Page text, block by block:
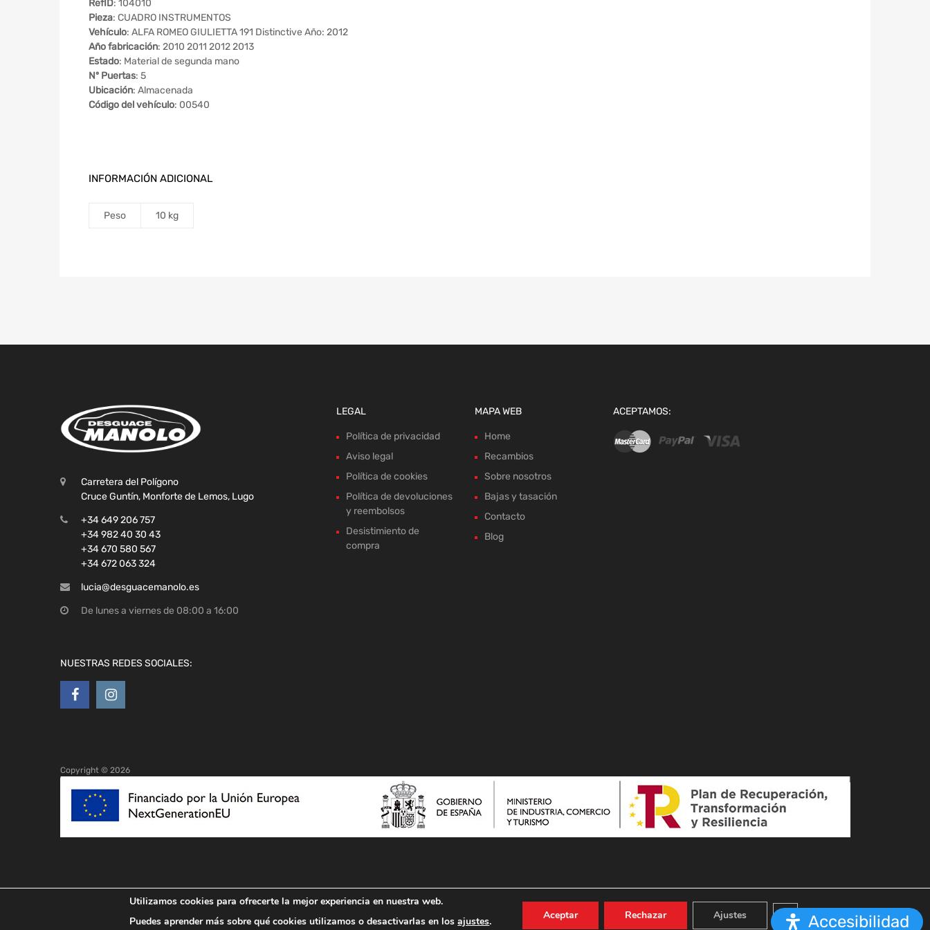
RefID: 104010
Pieza: CUADRO INSTRUMENTOS
Vehículo: ALFA ROMEO GIULIETTA 191 Distinctive Año: 2012
Año fabricación: 2010 2011 2012 2013
Estado: Material de segunda mano
Nº Puertas: 5
Ubicación: Almacenada
Código del vehículo: 00540
INFORMACIÓN ADICIONAL
Peso 10 kg
Carretera del Polígono
Cruce Guntín, Monforte de Lemos, Lugo
+34 649 206 757
+34 982 40 30 43
+34 670 580 567
+34 672 063 324
lucia@desguacemanolo.es
De lunes a viernes de 08:00 a 16:00
NUESTRAS REDES SOCIALES:
LEGAL
Política de privacidad
Aviso legal
Política de cookies
Política de devoluciones
y reembolsos
Desistimiento de
compra
MAPA WEB
Home
Recambios
Sobre nosotros
Bajas y tasación
Contacto
Blog
ACEPTAMOS:
Copyright © 2026
Utilizamos cookies para ofrecerte la mejor experiencia en nuestra web.
Puedes aprender más sobre qué cookies utilizamos o desactivarlas en losajustes. Aceptar Rechazar Ajustes Cerrar el banner de cookies RGPD
Accesibilidad